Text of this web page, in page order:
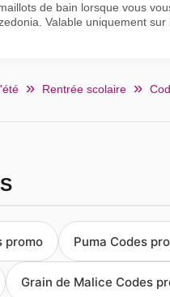
de bain lorsque vous
Valable uniquement
Rentrée scolaire
promo Puma Codes
Grain de Malice Codes